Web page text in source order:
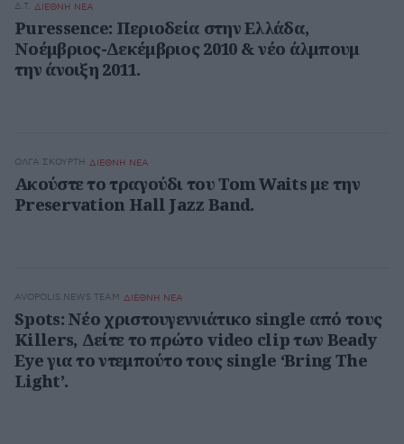
Δ.Τ. ΔΙΕΘΝΗ ΝΕΑ
Puressence: Περιοδεία στην Ελλάδα,
Νοέμβριος-Δεκέμβριος 2010 & νέο άλμπουμ
την άνοιξη 2011.
ΌΛΓΑ ΣΚΟΎΡΤΗ ΔΙΕΘΝΗ ΝΕΑ
Ακούστε το τραγούδι του Tom Waits με την
Preservation Hall Jazz Band.
AVOPOLIS.NEWS TEAM ΔΙΕΘΝΗ ΝΕΑ
Spots: Νέο χριστουγεννιάτικο single από τους
Killers, Δείτε το πρώτο video clip των Beady
Eye για το ντεμπούτο τους single ‘Bring The
Light’.